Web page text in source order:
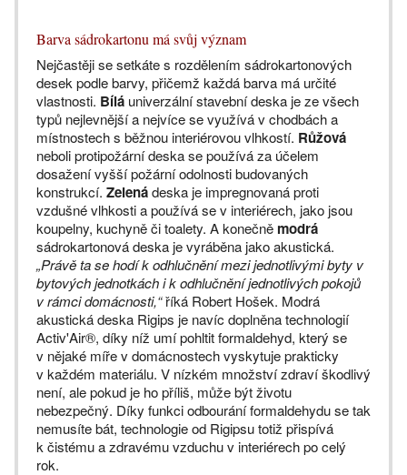
Barva sádrokartonu má svůj význam
Nejčastěji se setkáte s rozdělením sádrokartonových
desek podle barvy, přičemž každá barva má určité
vlastnosti. Bílá univerzální stavební deska je ze všech
typů nejlevnější a nejvíce se využívá v chodbách a
místnostech s běžnou interiérovou vlhkostí. Růžová
neboli protipožární deska se používá za účelem
dosažení vyšší požární odolnosti budovaných
konstrukcí. Zelenádeska je impregnovaná proti
vzdušné vlhkosti a používá se v interiérech, jako jsou
koupelny, kuchyně či toalety. A konečně modrá
sádrokartonová deska je vyráběna jako akustická.
„Právě ta se hodí k odhlučnění mezi jednotlivými byty v
bytových jednotkách i k odhlučnění jednotlivých pokojů
v rámci domácnosti,“říká Robert Hošek. Modrá
akustická deska Rigips je navíc doplněna technologií
Activ'Air®, díky níž umí pohltit formaldehyd, který se
v nějaké míře v domácnostech vyskytuje prakticky
v každém materiálu. V nízkém množství zdraví škodlivý
není, ale pokud je ho příliš, může být životu
nebezpečný. Díky funkci odbourání formaldehydu se tak
nemusíte bát, technologie od Rigipsu totiž přispívá
k čistému a zdravému vzduchu v interiérech po celý
rok.